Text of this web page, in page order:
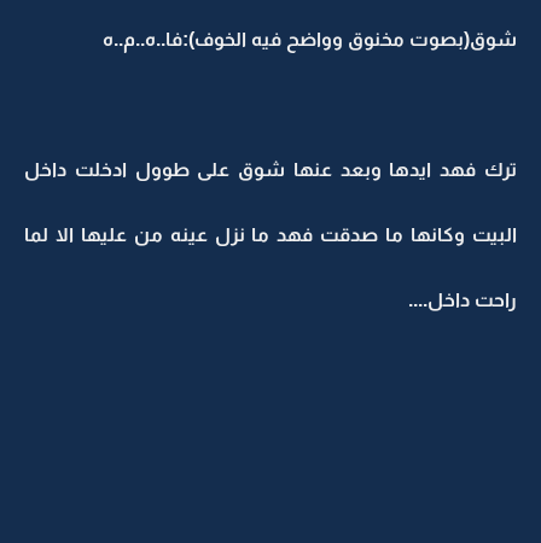
شوق(بصوت مخنوق وواضح فيه الخوف):فا..ه..م..ه
ترك فهد ايدها وبعد عنها شوق على طوول ادخلت داخل
البيت وكانها ما صدقت فهد ما نزل عينه من عليها الا لما
راحت داخل....